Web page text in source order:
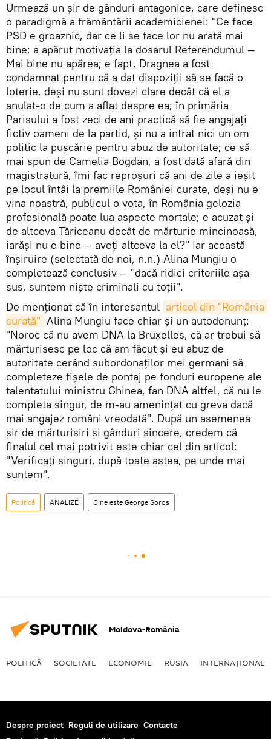
Urmează un șir de gânduri antagonice, care definesc
o paradigmă a frământării academicienei: "Ce face
PSD e groaznic, dar ce li se face lor nu arată mai
bine; a apărut motivația la dosarul Referendumul —
Mai bine nu apărea; e fapt, Dragnea a fost
condamnat pentru că a dat dispoziții să se facă o
loterie, deși nu sunt dovezi clare decât că el a
anulat-o de cum a aflat despre ea; în primăria
Parisului a fost zeci de ani practică să fie angajați
fictiv oameni de la partid, și nu a intrat nici un om
politic la pușcărie pentru abuz de autoritate; ce să
mai spun de Camelia Bogdan, a fost dată afară din
magistratură, îmi fac reproșuri că ani de zile a ieșit
pe locul întâi la premiile României curate, deși nu e
vina noastră, publicul o vota, în România gelozia
profesională poate lua aspecte mortale; e acuzat și
de altceva Tăriceanu decât de mărturie mincinoasă,
iarăși nu e bine — aveți altceva la el?" Iar această
înșiruire (selectată de noi, n.n.) Alina Mungiu o
completează conclusiv — "dacă ridici criteriile așa
sus, suntem niște criminali cu toții".
De menționat că în interesantul articol din "România
curată" Alina Mungiu face chiar și un autodenunț:
"Noroc că nu avem DNA la Bruxelles, că ar trebui să
mărturisesc pe loc că am făcut și eu abuz de
autoritate cerând subordonaților mei germani să
completeze fișele de pontaj pe fonduri europene ale
talentatului ministru Ghinea, fan DNA altfel, că nu le
completa singur, de m-au amenințat cu greva dacă
mai angajez români vreodată". După un asemenea
șir de mărturisiri și gânduri sincere, credem că
finalul cel mai potrivit este chiar cel din articol:
"Verificați singuri, după toate astea, pe unde mai
suntem".
Politică ANALIZE Cine este George Soros
Moldova-România
POLITICĂ SOCIETATE ECONOMIE RUSIA INTERNAŢIONAL
Despre proiect Reguli de utilizare Contacte